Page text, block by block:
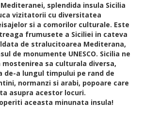
splendida insula Sicilia
vizitatorii cu diversitatea
si a comorilor culturale. Este
frumusete a Siciliei in cateva
de stralucitoarea Mediterana,
de monumente UNESCO. Sicilia ne
mostenirea sa culturala diversa,
de-a lungul timpului pe rand de
normanzi si arabi, popoare care
asupra acestor locuri.
aceasta minunata insula!